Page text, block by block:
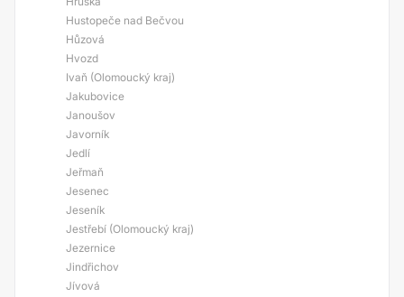
Hustopeče nad Bečvou
Hůzová
Hvozd
Ivaň (Olomoucký kraj)
Jakubovice
Janoušov
Javorník
Jedlí
Jeřmaň
Jesenec
Jeseník
Jestřebí (Olomoucký kraj)
Jezernice
Jindřichov
Jívová